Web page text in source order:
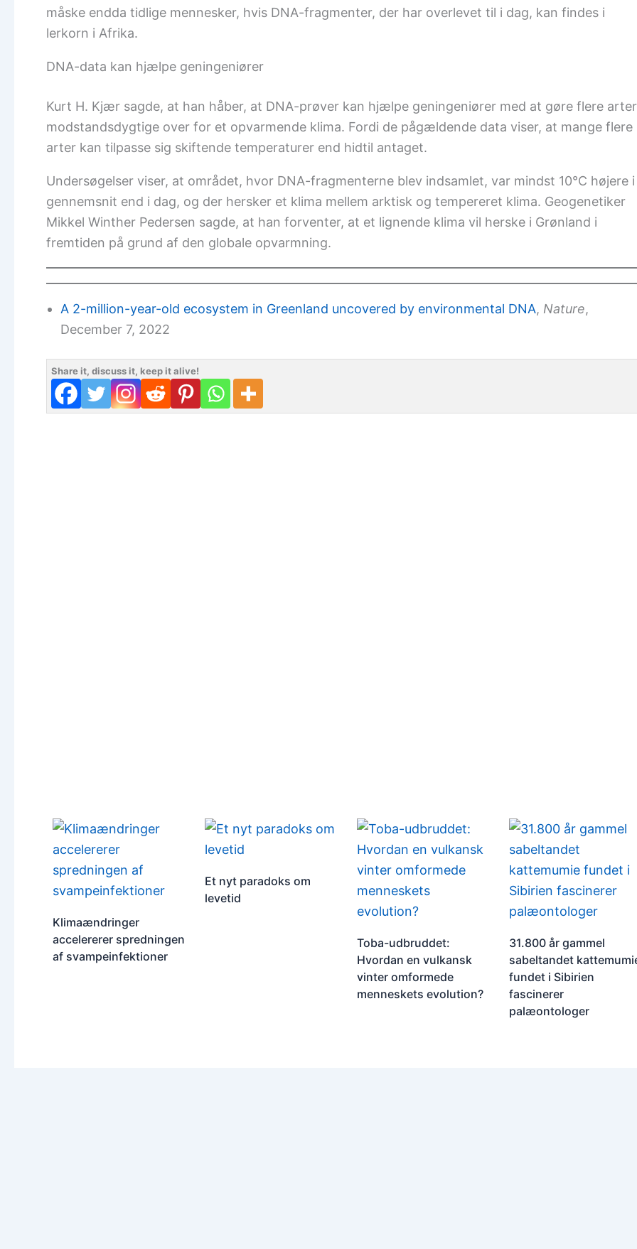
måske endda tidlige mennesker, hvis DNA-fragmenter, der har overlevet til i dag, kan findes i
lerkorn i Afrika.
DNA-data kan hjælpe geningeniører
Kurt H. Kjær sagde, at han håber, at DNA-prøver kan hjælpe geningeniører med at gøre flere arter
modstandsdygtige over for et opvarmende klima. Fordi de pågældende data viser, at mange flere
arter kan tilpasse sig skiftende temperaturer end hidtil antaget.
Undersøgelser viser, at området, hvor DNA-fragmenterne blev indsamlet, var mindst 10°C højere i
gennemsnit end i dag, og der hersker et klima mellem arktisk og tempereret klima. Geogenetiker
Mikkel Winther Pedersen sagde, at han forventer, at et lignende klima vil herske i Grønland i
fremtiden på grund af den globale opvarmning.
A 2-million-year-old ecosystem in Greenland uncovered by environmental DNA, Nature,
December 7, 2022
Share it, discuss it, keep it alive!
Klimaændringer
accelererer spredningen
af ​​svampeinfektioner
Et nyt paradoks om
levetid
Toba-udbruddet:
Hvordan en vulkansk
vinter omformede
menneskets evolution?
31.800 år gammel
sabeltandet
fundet i Sibirien
fascinerer
palæontologer